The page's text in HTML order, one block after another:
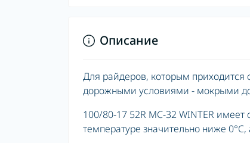
Описание
Для райдеров, которым
дорожными условиями - мокрыми
100/80-17 52R MC-32 WINTER
температуре значительно ниже